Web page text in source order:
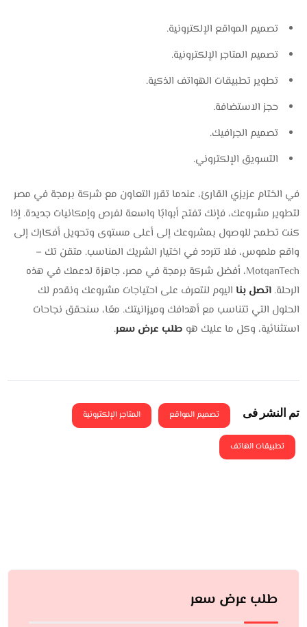
تصميم المواقع الإلكترونية.
تصميم المتاجر الإلكترونية.
تطوير تطبيقات الهواتف الذكية.
حجز الاستضافة.
تصميم الجرافيك.
التسويق الإلكتروني.
في الختام عزيزي القارئ، عندما تقرر التعاون مع شركة برمجة في مصر
لتطوير مشروعك، فإنك تفتح أبوابًا واسعة لفرص وإمكانيات جديدة. إذا
كنت تطمح للوصول بمشروعك إلى أعلى مستوى وتحويل أفكارك إلى
واقع ملموس، فلا تتردد في اختيار الشريك المناسب. متقن تك –
MotqanTech، أفضل شركة برمجة في مصر، جاهزة لدعمك في هذه
الرحلة.اتصل بنا اليوم لنتعرف على احتياجات مشروعك ونقدم لك
الحلول التي تتناسب مع أهدافك وميزانيتك. معًا، سنحقق نجاحات
استثنائية، وكل ما عليك هو طلب عرض سعر.
تم النشر فى تصميم المواقع المتاجر الإلكترونية
تطبيقات الهاتف
طلب عرض سعر